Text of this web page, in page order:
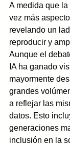
A medida que
vez más
revelando un
reproducir y
Aunque el
IA ha ganado
mayormente
grandes
a reflejar las
datos. Esto
generaciones
inclusión en la